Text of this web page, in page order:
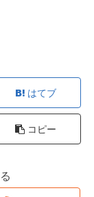
はてブ
コピー